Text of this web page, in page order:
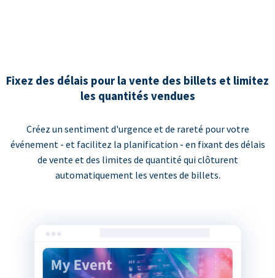
Fixez des délais pour la vente des billets et limitez
les quantités vendues
Créez un sentiment d'urgence et de rareté pour votre
événement - et facilitez la planification - en fixant des délais
de vente et des limites de quantité qui clôturent
automatiquement les ventes de billets.